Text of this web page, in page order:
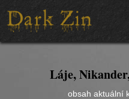
Láje,
obsah aktuální